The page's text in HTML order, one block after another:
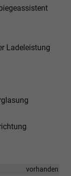
Ladeleistung
vorhanden